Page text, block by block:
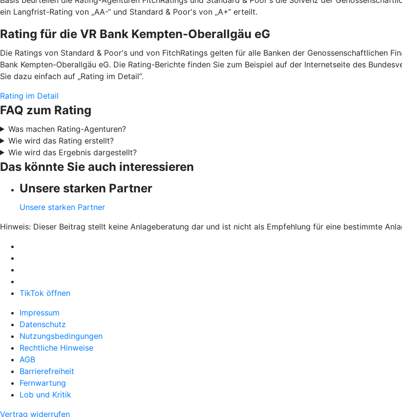
ein Langfrist-Rating von „AA-“ und Standard & Poor's von „A+“ erteilt.
Rating für die VR Bank Kempten-Oberallgäu eG
Die Ratings von Standard & Poor's und von FitchRatings gelten für alle Banken der Genossenschaftlichen
Bank Kempten-Oberallgäu eG. Die Rating-Berichte finden Sie zum Beispiel auf der Internetseite des
Sie dazu einfach auf „Rating im Detail“.
Rating im Detail
FAQ zum Rating
Was machen Rating-Agenturen?
Wie wird das Rating erstellt?
Wie wird das Ergebnis dargestellt?
Das könnte Sie auch interessieren
Unsere starken Partner
Unsere starken Partner
Hinweis: Dieser Beitrag stellt keine Anlageberatung dar und ist nicht als Empfehlung für eine bestimmte
TikTok öffnen
Impressum
Datenschutz
Nutzungsbedingungen
Rechtliche Hinweise
AGB
Barrierefreiheit
Fernwartung
Lob und Kritik
Vertrag widerrufen